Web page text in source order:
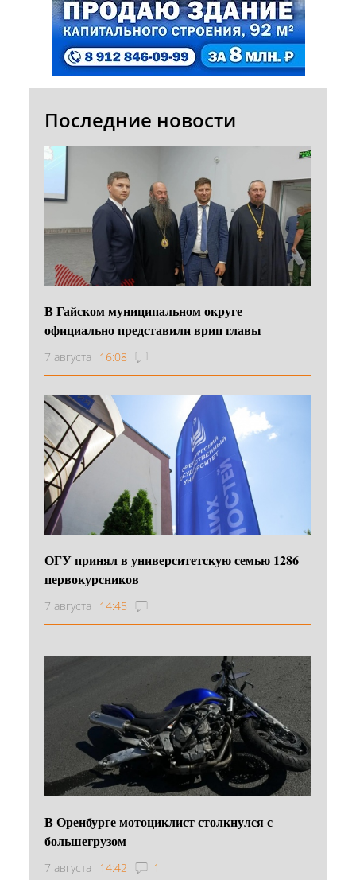
Последние новости
В Гайском муниципальном округе
официально представили врип главы
7 августа 16:08
ОГУ принял в университетскую семью 1286
первокурсников
7 августа 14:45
В Оренбурге мотоциклист столкнулся с
большегрузом
7 августа 14:42 1